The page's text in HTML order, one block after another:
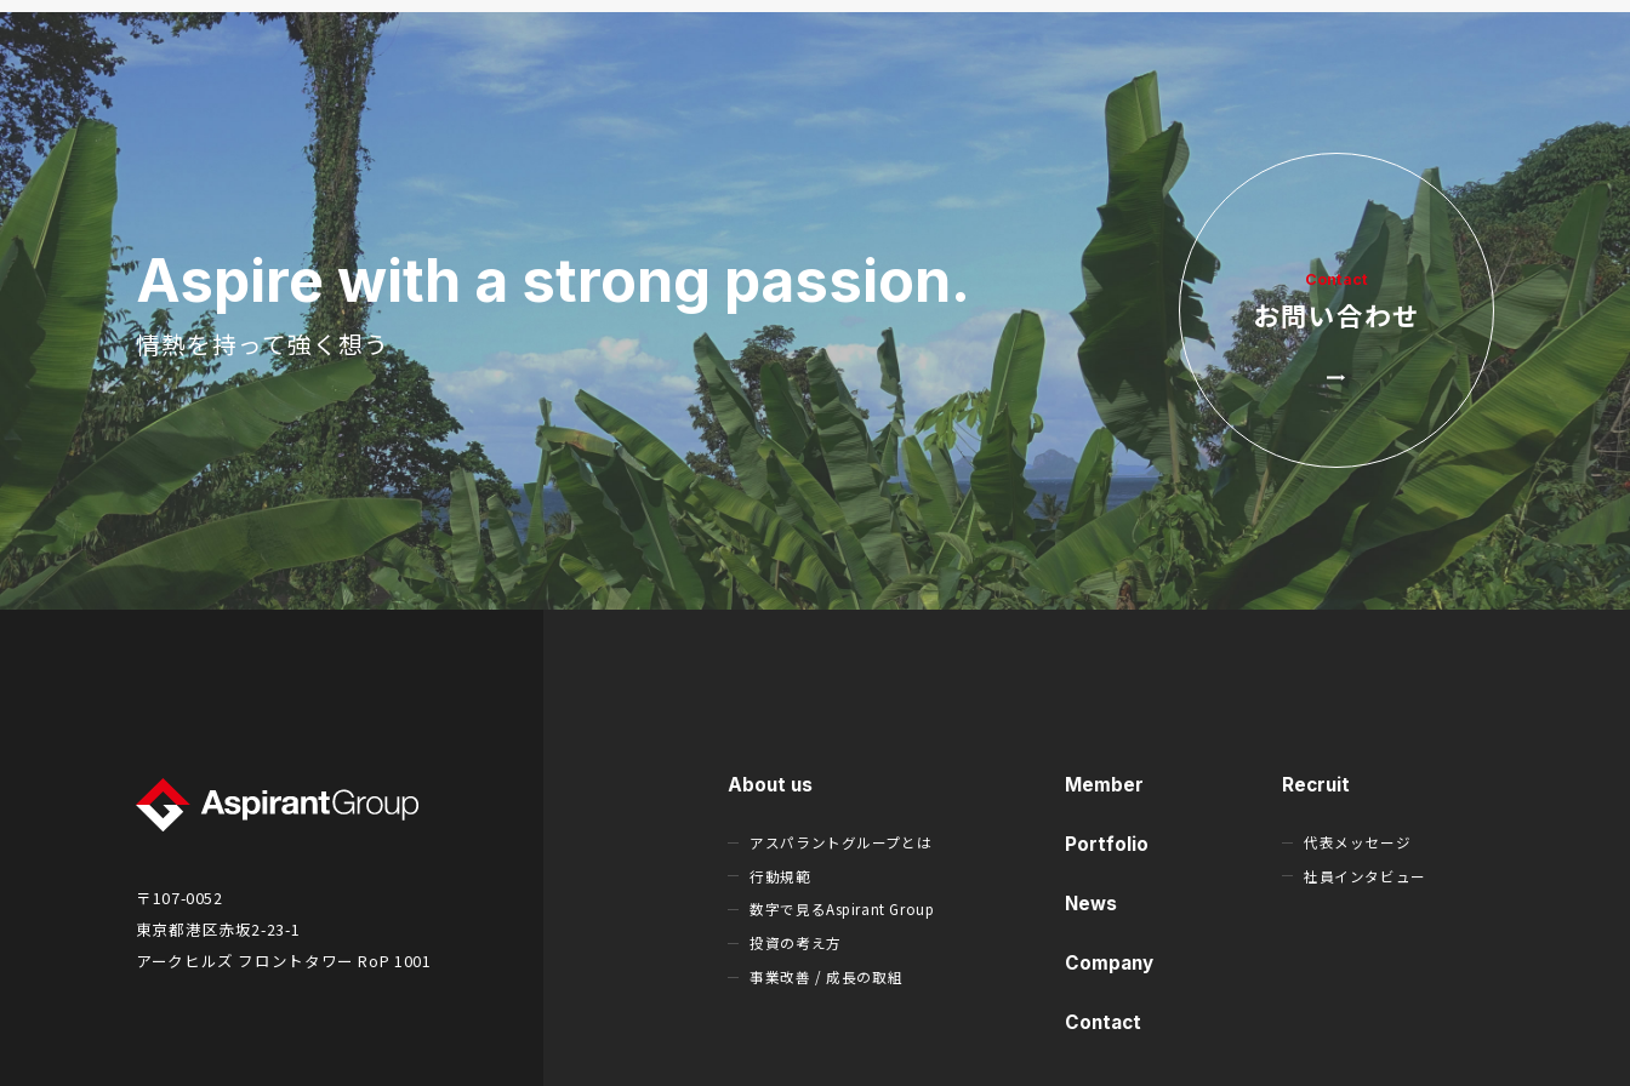
Aspire with a strong passion.
情熱を持って強く想う
Contact
お問い合わせ
About us
アスパラントグループとは
行動規範
数字で見るAspirant Group
投資の考え方
事業改善 / 成長の取組
Member
Portfolio
News
Company
Contact
Recruit
代表メッセージ
社員インタビュー
〒107-0052
東京都港区赤坂2-23-1
アークヒルズ フロントタワー RoP 1001